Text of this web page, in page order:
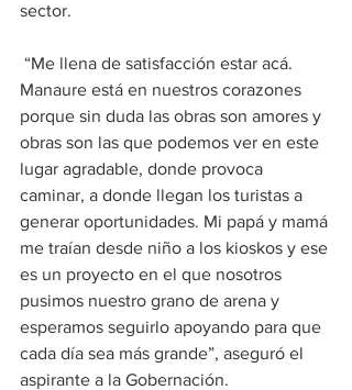
sector.
“Me llena de satisfacción estar acá.
Manaure está en nuestros corazones
porque sin duda las obras son amores y
obras son las que podemos ver en este
lugar agradable, donde provoca
caminar, a donde llegan los turistas a
generar oportunidades. Mi papá y mamá
me traían desde niño a los kioskos y ese
es un proyecto en el que nosotros
pusimos nuestro grano de arena y
esperamos seguirlo apoyando para que
cada día sea más grande”, aseguró el
aspirante a la Gobernación.